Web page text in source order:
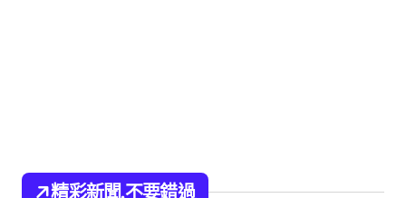
精彩新聞.不要錯過